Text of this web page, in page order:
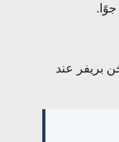
بريفر عند